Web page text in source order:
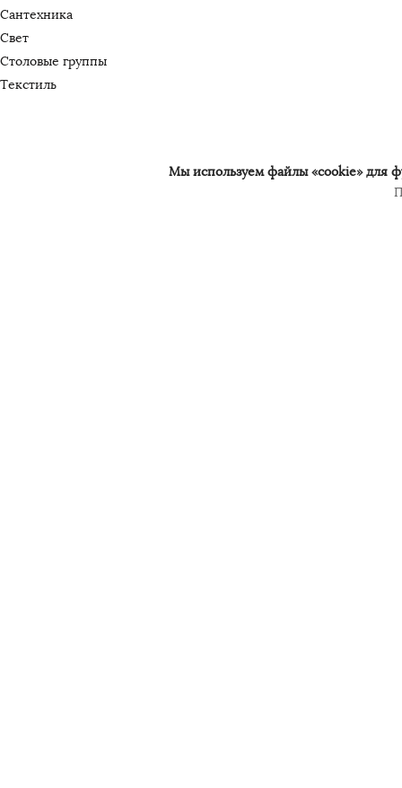
Сантехника
Свет
Столовые группы
Текстиль
Мы используем файлы «cookie» для